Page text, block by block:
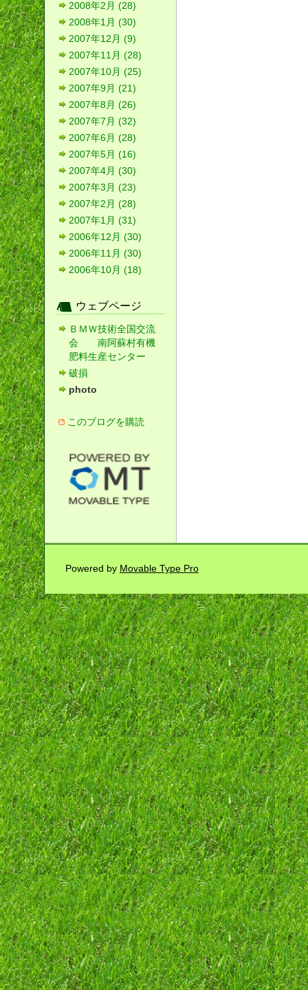
2008年2月 (28)
2008年1月 (30)
2007年12月 (9)
2007年11月 (28)
2007年10月 (25)
2007年9月 (21)
2007年8月 (26)
2007年7月 (32)
2007年6月 (28)
2007年5月 (16)
2007年4月 (30)
2007年3月 (23)
2007年2月 (28)
2007年1月 (31)
2006年12月 (30)
2006年11月 (30)
2006年10月 (18)
ウェブページ
ＢＭＷ技術全国交流
会 南阿蘇村有機
肥料生産センター
破損
photo
このブログを購読
Powered by Movable Type Pro